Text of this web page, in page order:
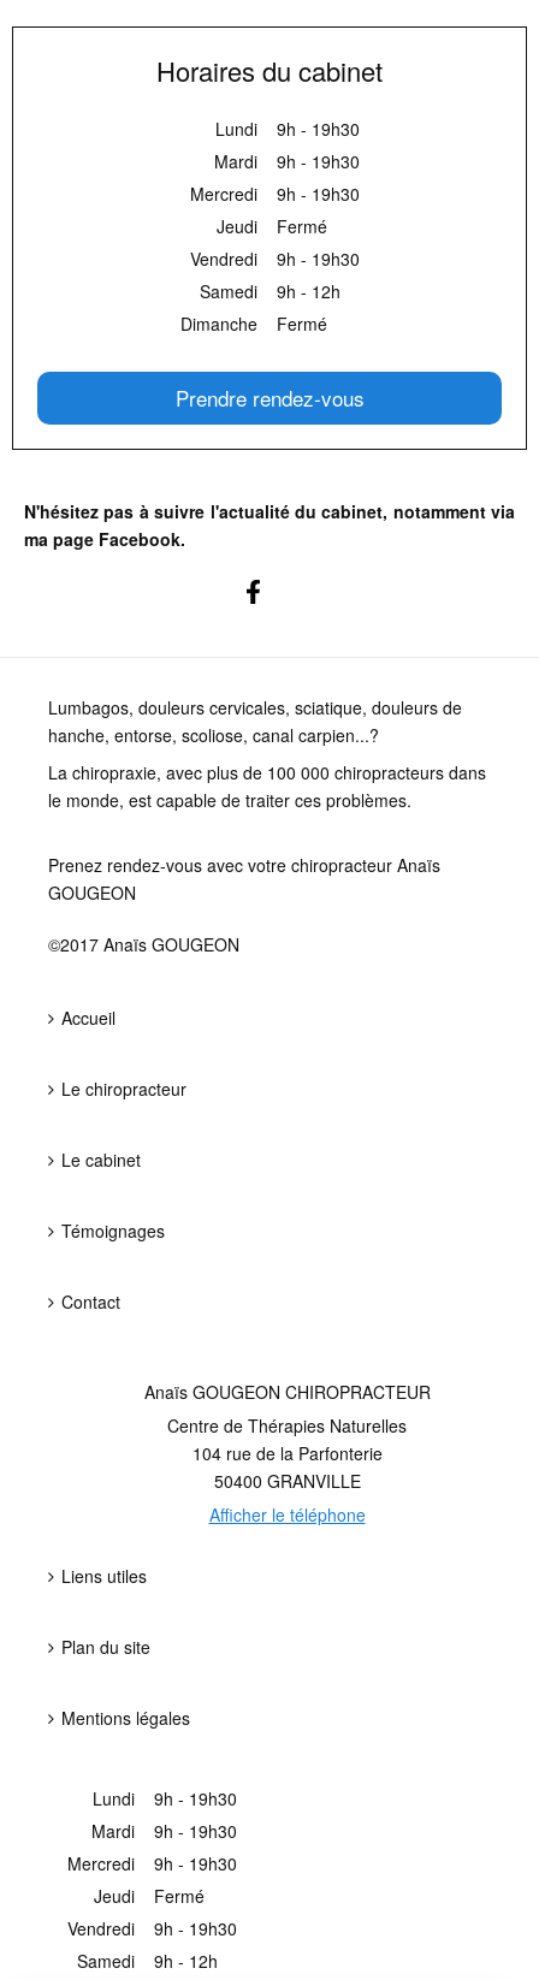
Horaires du cabinet
Lundi
9h - 19h30
Mardi
9h - 19h30
Mercredi
9h - 19h30
Jeudi
Fermé
Vendredi
9h - 19h30
Samedi
9h - 12h
Dimanche
Fermé
Prendre rendez-vous
N'hésitez pas à suivre l'actualité du cabinet, notamment via
ma page Facebook.
Lumbagos, douleurs cervicales, sciatique, douleurs de
hanche, entorse, scoliose, canal carpien...?
La chiropraxie, avec plus de 100 000 chiropracteurs dans
le monde, est capable de traiter ces problèmes.
Prenez rendez-vous avec votre chiropracteur Anaïs
GOUGEON
©2017 Anaïs GOUGEON
Accueil
Le chiropracteur
Le cabinet
Témoignages
Contact
Anaïs GOUGEON CHIROPRACTEUR
Centre de Thérapies Naturelles
104 rue de la Parfonterie
50400 GRANVILLE
Afficher le téléphone
Liens utiles
Plan du site
Mentions légales
Lundi
9h - 19h30
Mardi
9h - 19h30
Mercredi
9h - 19h30
Jeudi
Fermé
Vendredi
9h - 19h30
Samedi
9h - 12h